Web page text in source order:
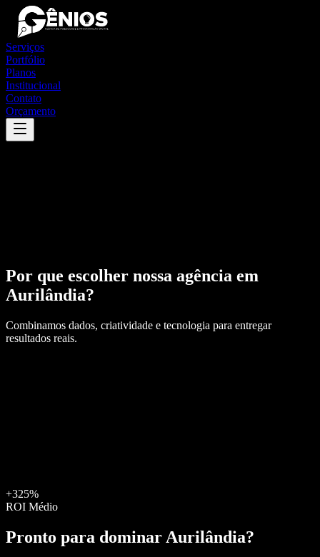
Serviços
Portfólio
Planos
Institucional
Contato
Orçamento
Por que escolher nossa agência em
Aurilândia?
Combinamos dados, criatividade e tecnologia para entregar
resultados reais.
+325%
ROI Médio
Pronto para dominar Aurilândia?